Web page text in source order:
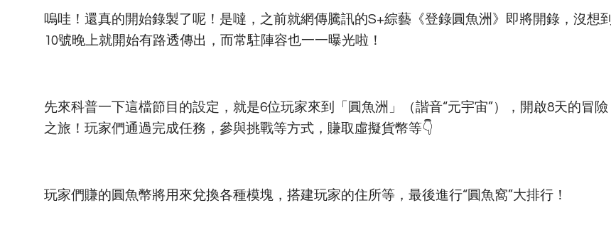
嗚哇！還真的開始錄製了呢！是噠，之前就網傳騰訊的S+綜藝《登錄圓魚洲》即將開錄，沒想到
10號晚上就開始有路透傳出，而常駐陣容也一一曝光啦！
先來科普一下這檔節目的設定，就是6位玩家來到「圓魚洲」（諧音“元宇宙”），開啟8天的冒險
之旅！玩家們通過完成任務，參與挑戰等方式，賺取虛擬貨幣等👇
玩家們賺的圓魚幣將用來兌換各種模塊，搭建玩家的住所等，最後進行“圓魚窩”大排行！